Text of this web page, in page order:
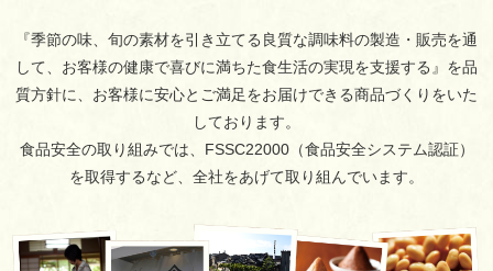
え
『季節の味、旬の素材を引き立てる良質な調味料の製造・販売を通
して、 お客様の健康で喜びに満ちた食生活の実現を支援する』を品
質方針に、 お客様に安心とご満足をお届けできる商品づくりをいた
しております。
食品安全の取り組みでは、FSSC22000（食品安全システム認証）
を取得するなど、 全社をあげて取り組んでいます。